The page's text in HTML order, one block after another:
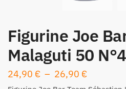
Figurine Joe
Malaguti 50
24,90 € – 26,90 €Plage